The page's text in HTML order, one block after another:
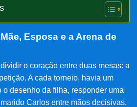
Esposa e a Arena de
o coração entre duas mesas: a
A cada torneio, havia um
o desenho da filha, responder uma
Carlos entre mãos decisivas,